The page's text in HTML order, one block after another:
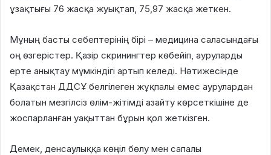
ұзақтығы 76 жасқа жуықтап, 75,97 жасқа жеткен.
Мұның басты себептерінің бірі – медицина саласындағы
оң өзгерістер. Қазір скринингтер көбейіп, ауруларды
ерте анықтау мүмкіндігі артып келеді. Нәтижесінде
Қазақстан ДДСҰ белгілеген жұқпалы емес аурулардан
болатын мезгілсіз өлім-жітімді азайту көрсеткішіне де
жоспарланған уақыттан бұрын қол жеткізген.
Демек, денсаулыққа көңіл бөлу мен сапалы